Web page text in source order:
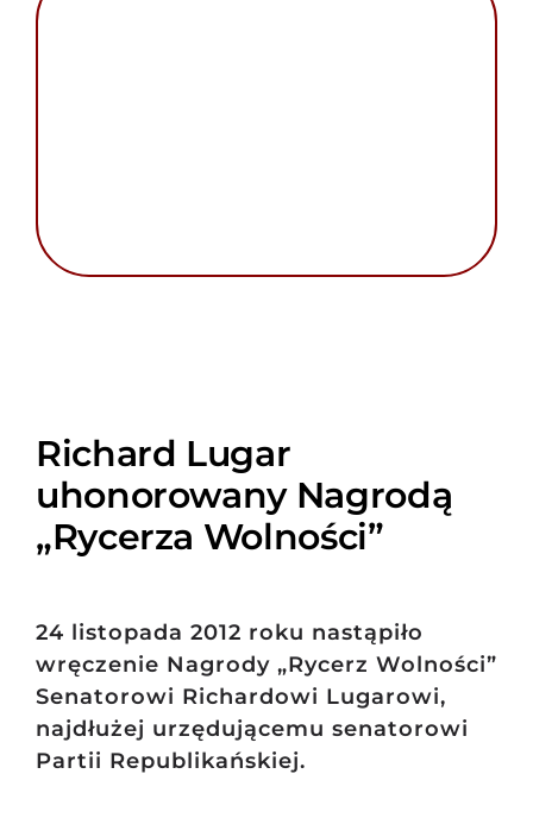
Richard Lugar
uhonorowany Nagrodą
„Rycerza Wolności”
24 listopada 2012 roku nastąpiło
wręczenie Nagrody „Rycerz Wolności”
Senatorowi Richardowi Lugarowi,
najdłużej urzędującemu senatorowi
Partii Republikańskiej.